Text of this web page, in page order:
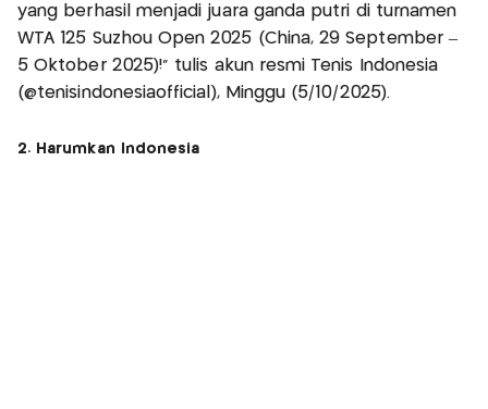
yang berhasil menjadi juara ganda putri di turnamen
WTA 125 Suzhou Open 2025 (China, 29 September –
5 Oktober 2025)!" tulis akun resmi Tenis Indonesia
(@tenisindonesiaofficial), Minggu (5/10/2025).
2. Harumkan Indonesia